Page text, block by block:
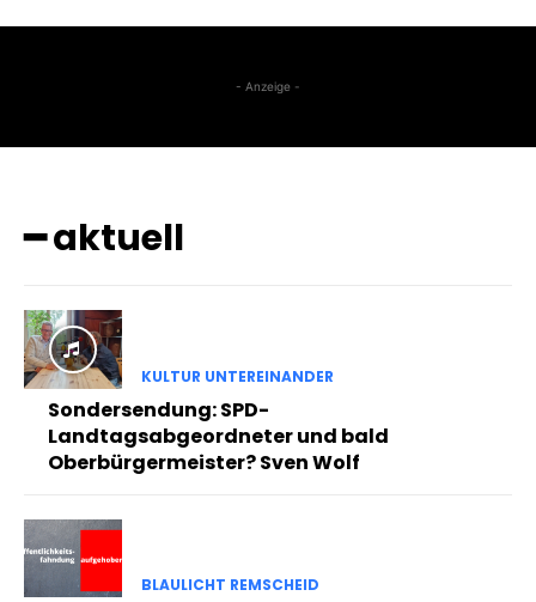
- Anzeige -
━ aktuell
KULTUR UNTEREINANDER
Sondersendung: SPD-
Landtagsabgeordneter und bald
Oberbürgermeister? Sven Wolf
BLAULICHT REMSCHEID